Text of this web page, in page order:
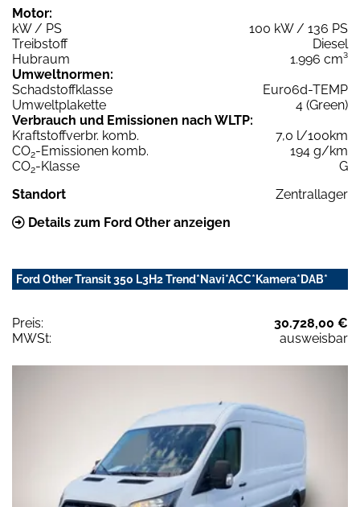
Motor:
kW / PS
100 kW / 136 PS
Treibstoff
Diesel
Hubraum
1.996 cm³
Umweltnormen:
Schadstoffklasse
Euro6d-TEMP
Umweltplakette
4 (Green)
Verbrauch und Emissionen nach WLTP:
Kraftstoffverbr. komb.
7,0 l/100km
CO2-Emissionen komb.
194 g/km
CO2-Klasse
G
Standort
Zentrallager
Details zum Ford Other anzeigen
Ford Other Transit 350 L3H2 Trend*Navi*ACC*Kamera*DAB*
Preis:
30.728,00 €
MWSt:
ausweisbar